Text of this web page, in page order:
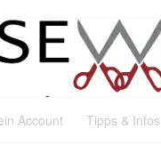
Account Tipps & Infos